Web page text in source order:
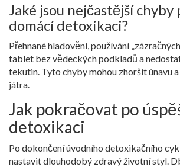
Jaké jsou nejčastější chyby
domácí detoxikaci?
Přehnané hladovění, používání
tablet bez vědeckých podkladů a
tekutin. Tyto chyby mohou zhoršit únavu
játra.
Jak pokračovat po
detoxikaci
Po dokončení úvodního detoxikačního
nastavit dlouhodobý zdravý životní styl.